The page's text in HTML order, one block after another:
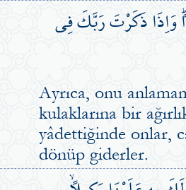
وَاِذَا ذَكَرْتَ رَبَّكَ فِي
Ayrıca, onu
kulaklarına bir
yâdettiğinde onlar,
dönüp giderler.